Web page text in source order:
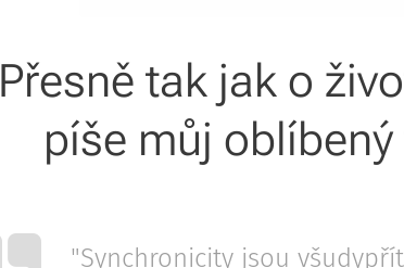
Přesně tak jak o
píše můj
"Synchronicity jsou